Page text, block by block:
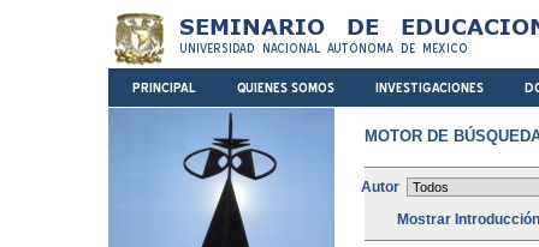
MOTOR DE
Autor
Mostrar